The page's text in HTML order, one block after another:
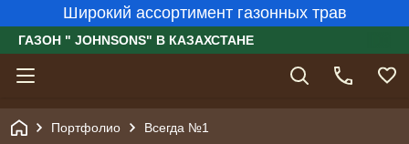
Широкий ассортимент газонных трав
ГАЗОН " JOHNSONS" В КАЗАХСТАНЕ
Портфолио Всегда №1